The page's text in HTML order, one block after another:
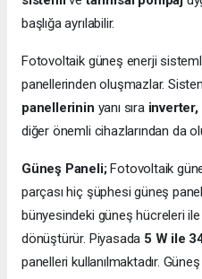
başlığa ayrılabilir.
Fotovoltaik güneş enerji
panellerinden oluşmazlar.
panellerinin yanı sıra inverter,
diğer önemli cihazlarından da
Güneş Paneli;Fotovoltaik
parçası hiç şüphesi güneş
bünyesindeki güneş hücreleri
dönüştürür. Piyasada 5 W ile
panelleri kullanılmaktadır.